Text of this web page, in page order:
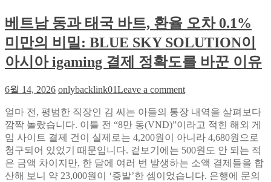
가
이
드
전,
콜
라
티
비
기
스
코
어
보
러
가
베트남 동과 태국 바트, 환율 오차 0.1%
미만의 비밀: BLUE SKY SOLUTION이
아시아 igaming 결제 정확도를 바꾼 이유
6월 14, 2026 onlybacklink01Leave a commenton
트
남
동
과
태
국
얼마 전, 평범한 직장인 김 씨는 아들의 통장 내역을 살펴보다
깜짝 놀랐습니다. 이틀 전 “8만 동(VND)”이라고 적힌 해외 게
임 사이트 결제 건이 실제로는 4,200원이 아니라 4,680원으로
청구되어 있었기 때문입니다. 겉보기에는 500원도 안 되는 적
은 금액 차이지만, 한 달에 여러 번 발생하는 소액 결제들을 합
산해 보니 약 23,000원이 ‘증발’한 셈이었습니다. 은행에 문의